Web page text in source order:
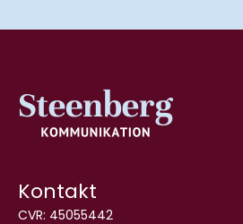
Kontakt
CVR: 45055442